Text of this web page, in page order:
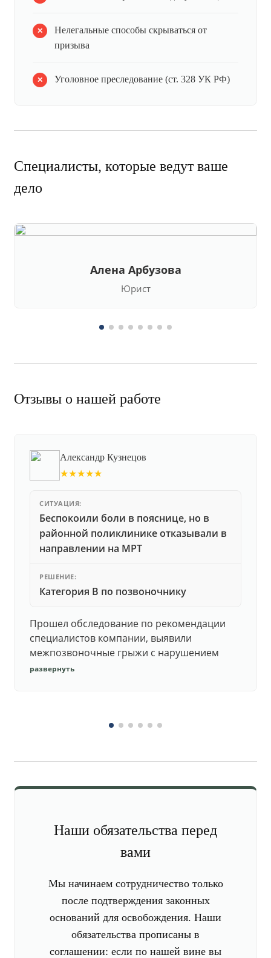
Нелегальные способы скрываться от
призыва
Уголовное преследование (ст. 328 УК РФ)
Специалисты, которые ведут ваше
дело
Алена Арбузова
Юрист
Отзывы о нашей работе
Александр Кузнецов
★★★★★
СИТУАЦИЯ:
Беспокоили боли в пояснице, но в
районной поликлинике отказывали в
направлении на МРТ
РЕШЕНИЕ:
Категория В по позвоночнику
Прошел обследование по рекомендации
специалистов компании, выявили
межпозвоночные грыжи с нарушением
функций. Юристы подготовили документы,
развернуть
Наши обязательства перед
вами
Мы начинаем сотрудничество только
после подтверждения законных
оснований для освобождения. Наши
обязательства прописаны в
соглашении: если по нашей вине вы